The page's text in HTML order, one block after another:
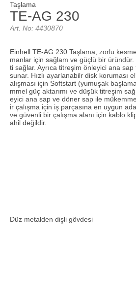
Taşlama
TE-AG 230
Art. No: 4430870
Einhell TE-AG 230 Taşlama, zorlu
manlar için sağlam ve güçlü bir
ti sağlar. Ayrıca titreşim önleyici ana
sunar. Hızlı ayarlanabilr disk koruması
alışması için Softstart (yumuşak
mmel güç aktarımı ve düşük titreşim
eyici ana sap ve döner sap ile
ir çalışma için iş parçasına en uygun
ve güvenli bir çalışma alanı için kablo
ahil değildir.
Düz metalden dişli gövdesi